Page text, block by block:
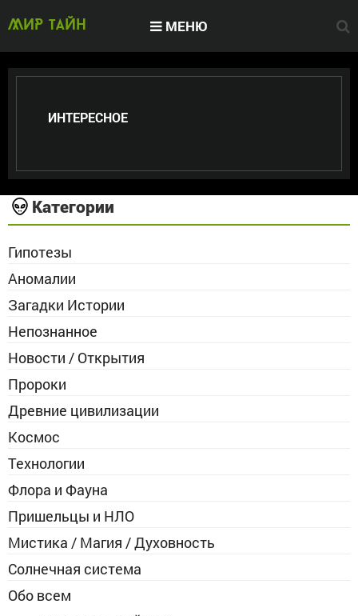
МИР тайн МЕНЮ
ИНТЕРЕСНОЕ
Категории
Гипотезы
Аномалии
Загадки Истории
Непознанное
Новости / Открытия
Пророки
Древние цивилизации
Космос
Технологии
Флора и Фауна
Пришельцы и НЛО
Мистика / Магия / Духовность
Солнечная система
Обо всем